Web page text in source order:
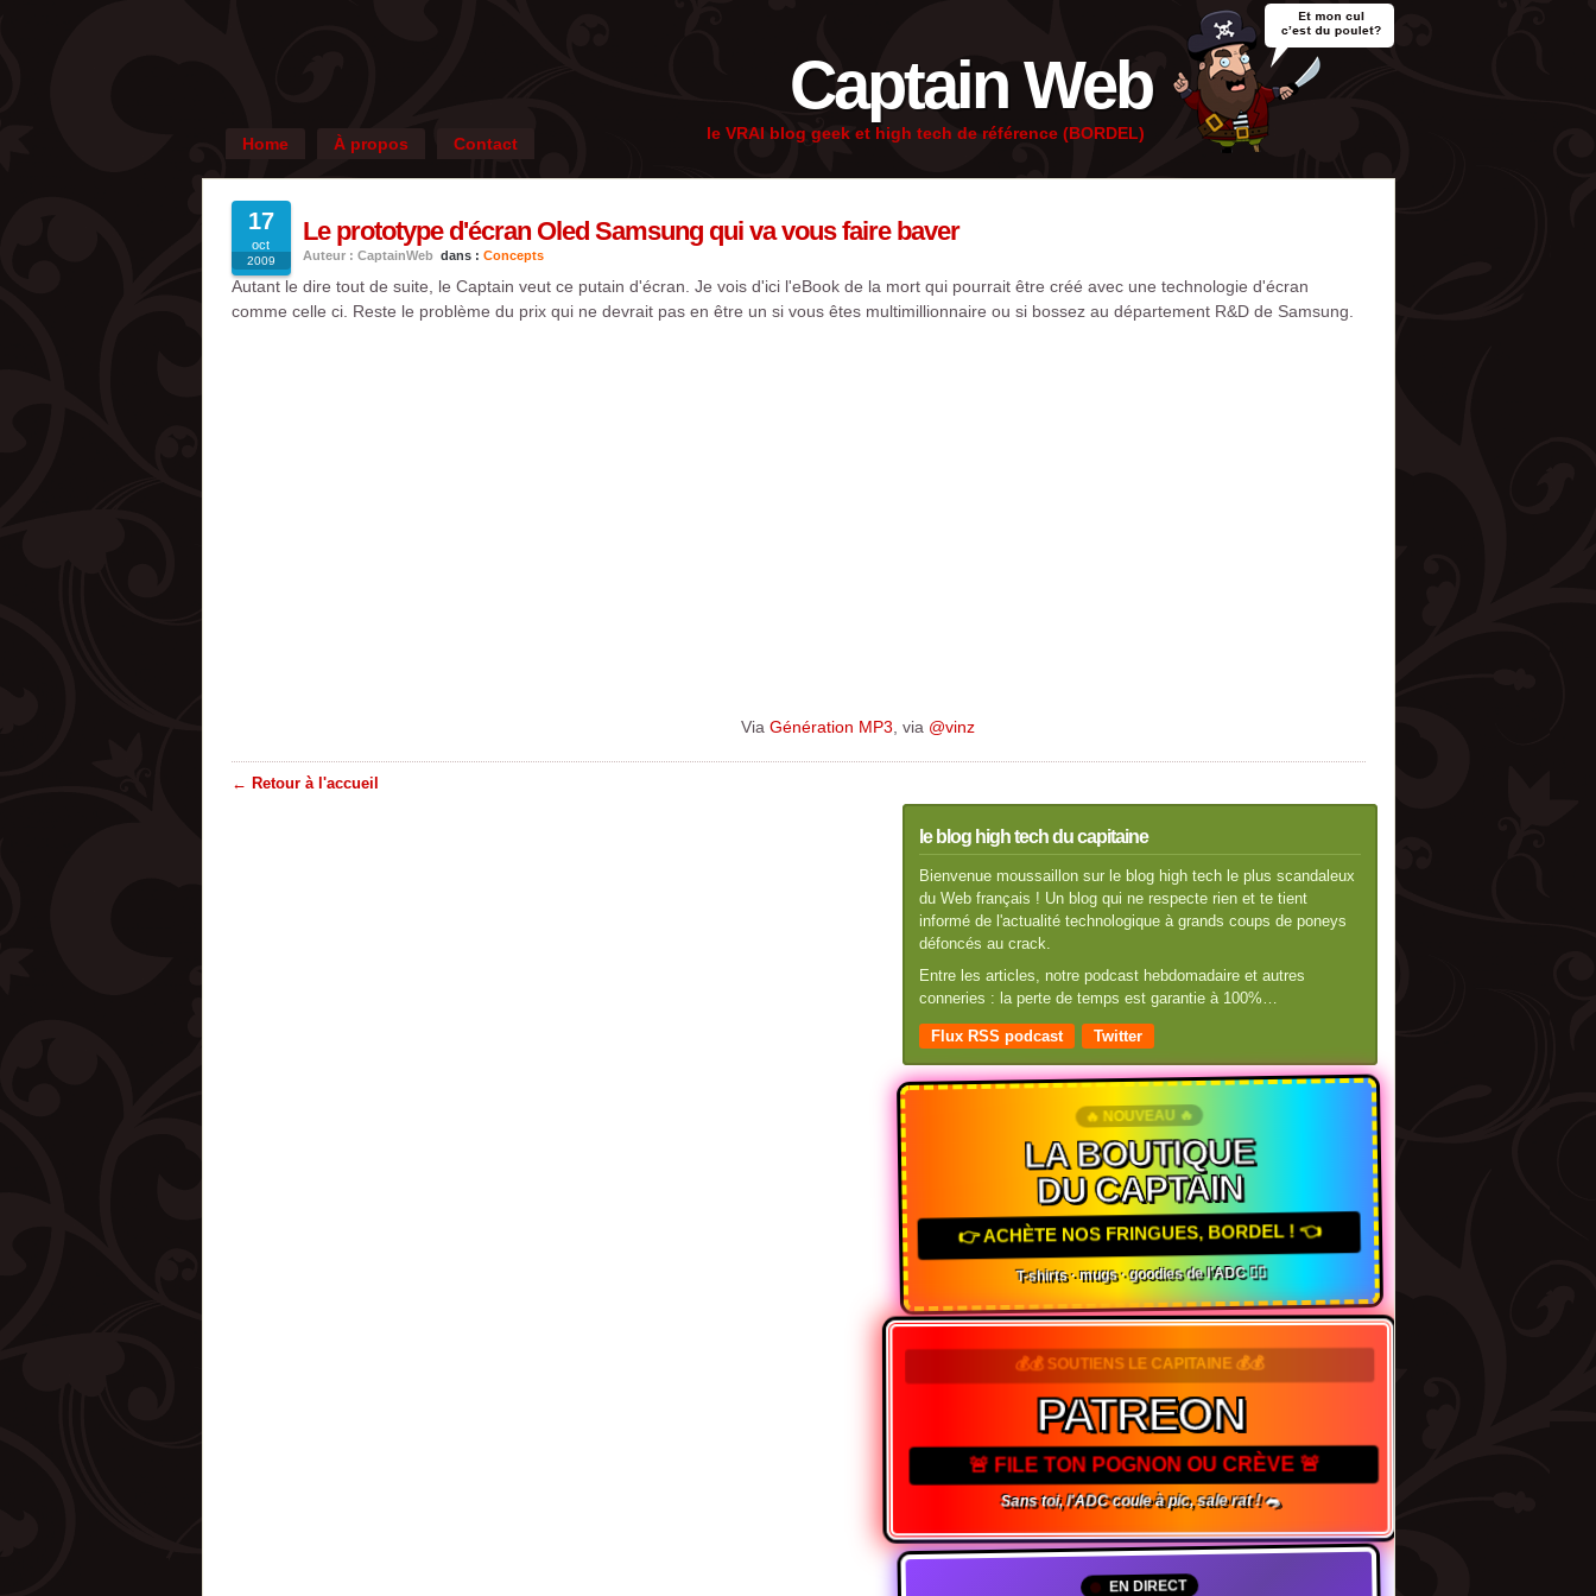
Captain Web
le VRAI blog geek et high tech de référence (BORDEL)
Home À propos Contact
17
oct
2009
Le prototype d'écran Oled Samsung qui va vous faire baver
Auteur : CaptainWeb dans : Concepts
Autant le dire tout de suite, le Captain veut ce putain d'écran. Je vois d'ici l'eBook de la mort qui pourrait être créé avec une technologie d'écran
comme celle ci. Reste le problème du prix qui ne devrait pas en être un si vous êtes multimillionnaire ou si bossez au département R&D de Samsung.
Via Génération MP3 , via @vinz
← Retour à l'accueil
le blog high tech du capitaine
Bienvenue moussaillon sur le blog high tech le plus scandaleux
du Web français ! Un blog qui ne respecte rien et te tient
informé de l'actualité technologique à grands coups de poneys
défoncés au crack.
Entre les articles, notre podcast hebdomadaire et autres
conneries : la perte de temps est garantie à 100%…
Flux RSS podcast Twitter
🔥 NOUVEAU 🔥
LA BOUTIQUE
DU CAPTAIN
👉 ACHÈTE NOS FRINGUES, BORDEL ! 👈
T-shirts · mugs · goodies de l'ADC 🏴‍☠️
💰💰 SOUTIENS LE CAPITAINE 💰💰
PATREON
🚨 FILE TON POGNON OU CRÈVE 🚨
Sans toi, l'ADC coule à pic, sale rat ! 🐀
EN DIRECT